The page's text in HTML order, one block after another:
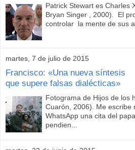
Patrick Stewart es Charles
Bryan Singer , 2000). El
controlar la mente de sus
martes, 7 de julio de 2015
Francisco: «Una nueva síntesis
que supere falsas dialécticas»
Fotograma de Hijos de los
Cuarón, 2006). Me escribe
WhatsApp una cita del
pendien...